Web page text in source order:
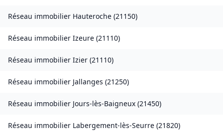
Réseau immobilier Hauteroche (21150)
Réseau immobilier Izeure (21110)
Réseau immobilier Izier (21110)
Réseau immobilier Jallanges (21250)
Réseau immobilier Jours-lès-Baigneux (21450)
Réseau immobilier Labergement-lès-Seurre (21820)